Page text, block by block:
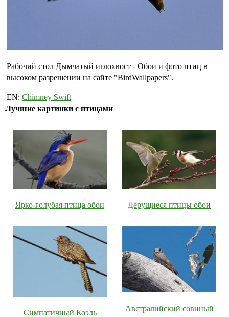
Рабочий стол Дымчатый иглохвост - Обои и фото птиц в
высоком разрешении на сайте "BirdWallpapers".
EN: Chimney Swift
Лучшие картинки с птицами
Ярко-голубая птица обои Дерущиеся птицы обои
Симпатичный Коэль
Австралийский совиный